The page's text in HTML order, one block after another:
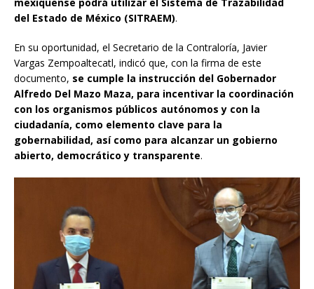
del Estado de México (SITRAEM).
En su oportunidad, el Secretario de la Contraloría, Javier
Vargas Zempoaltecatl, indicó que, con la firma de este
documento, se cumple la instrucción del Gobernador
Alfredo Del Mazo Maza, para incentivar la coordinación
con los organismos públicos autónomos y con la
ciudadanía, como elemento clave para la
gobernabilidad, así como para alcanzar un gobierno
abierto, democrático y transparente.